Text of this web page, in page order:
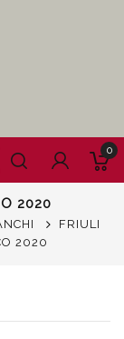
0
2020
FRIULI
2020